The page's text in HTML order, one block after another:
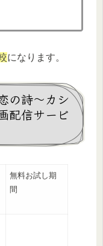
になります。
の詩～カシ
配信サービ
無料お試し期
間